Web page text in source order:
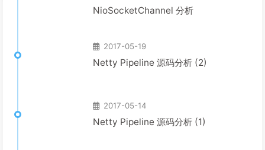
NioSocketChannel 分析
2017-05-19
Netty Pipeline 源码分析 (2)
2017-05-14
Netty Pipeline 源码分析 (1)